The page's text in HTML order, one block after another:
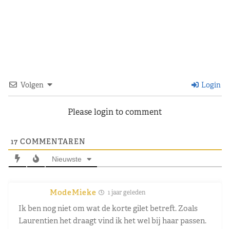
Volgen Login
Please login to comment
17 COMMENTAREN
Nieuwste
ModeMieke 1 jaar geleden
Ik ben nog niet om wat de korte gilet betreft. Zoals
Laurentien het draagt vind ik het wel bij haar passen.